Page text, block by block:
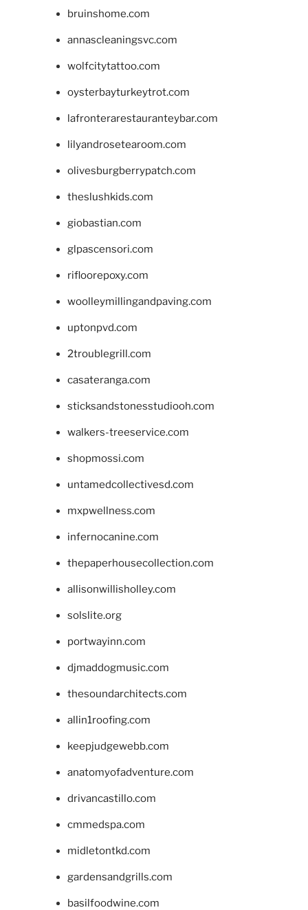
bruinshome.com
annascleaningsvc.com
wolfcitytattoo.com
oysterbayturkeytrot.com
lafronterarestauranteybar.com
lilyandrosetearoom.com
olivesburgberrypatch.com
theslushkids.com
giobastian.com
glpascensori.com
rifloorepoxy.com
woolleymillingandpaving.com
uptonpvd.com
2troublegrill.com
casateranga.com
sticksandstonesstudiooh.com
walkers-treeservice.com
shopmossi.com
untamedcollectivesd.com
mxpwellness.com
infernocanine.com
thepaperhousecollection.com
allisonwillisholley.com
solslite.org
portwayinn.com
djmaddogmusic.com
thesoundarchitects.com
allin1roofing.com
keepjudgewebb.com
anatomyofadventure.com
drivancastillo.com
cmmedspa.com
midletontkd.com
gardensandgrills.com
basilfoodwine.com